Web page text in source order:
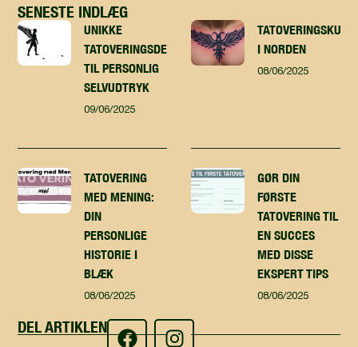
SENESTE INDLÆG
UNIKKE
TATOVERINGSDESIGN
TIL PERSONLIG
SELVUDTRYK
09/06/2025
TATOVERINGSKUNST
I NORDEN
08/06/2025
TATOVERING
MED MENING:
DIN
PERSONLIGE
HISTORIE I
BLÆK
08/06/2025
GØR DIN
FØRSTE
TATOVERING TIL
EN SUCCES
MED DISSE
EKSPERT TIPS
08/06/2025
DEL ARTIKLEN